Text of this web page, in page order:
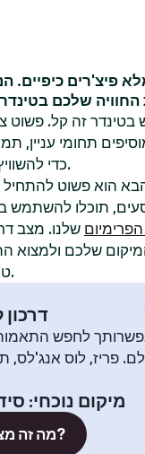
פיצ'רים כיפיים.
זה קל. פשוט
תחומי עניין,
כדי להשוויץ באישיות שלכם.
הוא פשוט להתחיל
תוכלו להשתמש
הפרימיום שלנו. מצב
שלכם ולמצוא
טינדר בעיר אחרת.
לחפש
פריז, לוס אנג'לס,
מיקום נוכחי:
מה זה מצב דרכון?